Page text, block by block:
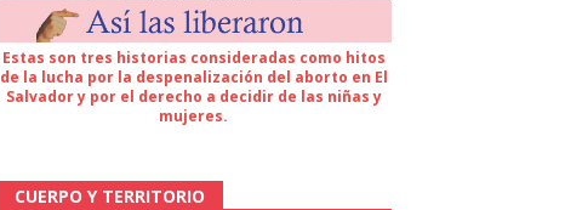
Estas son tres historias consideradas como hitos
de la lucha por la despenalización del aborto en El
Salvador y por el derecho a decidir de las niñas y
mujeres.
CUERPO Y TERRITORIO